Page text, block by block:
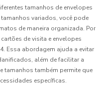
tamanhos de envelopes
variados, você pode
de maneira organizada. Por
de visita e envelopes
Essa abordagem ajuda a evitar
além de facilitar a
tamanhos também permite que
específicas.